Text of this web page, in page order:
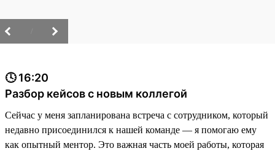
🕓 16:20
Разбор кейсов с новым коллегой
Сейчас у меня запланирована встреча с сотрудником, который
недавно присоединился к нашей команде — я помогаю ему
как опытный ментор. Это важная часть моей работы, которая